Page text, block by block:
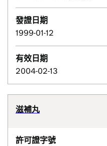
發證日期
1999-01-12
有效日期
2004-02-13
滋補丸
許可證字號